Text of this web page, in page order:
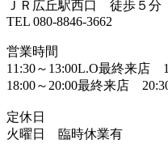
ＪＲ広丘駅西口 徒歩５分
TEL 080-8846-3662
営業時間
11:30～13:00L.O最終来店
18:00～20:00最終来店
定休日
火曜日 臨時休業有